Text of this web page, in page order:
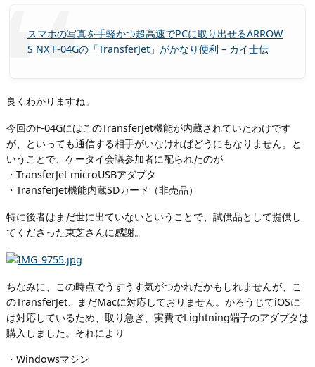
スマホの写真を手軽かつ超高速でPCに取り出せるARROW
S NX F-04Gの「TransferJet」がかなり便利 – カイ士伝
良くわかりますね。
今回のF-04GにはこのTransferJet機能が内蔵されていたわけです
が、といっても通信する相手がいなければどうにもなりません。と
いうことで、ケータイ会議参加者に配られたのが
・TransferJet microUSBアダプタ
・TransferJet機能内蔵SDカード（非売品）
特に後者はまだ世に出ていないということで、試供品として提供し
てくださった東芝さんに感謝。
ちなみに、この時点でうすうす気がつかれたかもしれませんが、こ
のTransferJet、まだMacに対応しておりません。かろうじてiOSに
は対応しているため、取り急ぎ、実費でLightning端子のアダプタは
購入しました。それにより
・Windowsマシン